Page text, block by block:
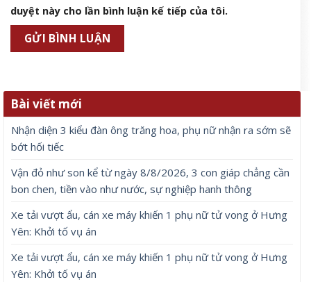
duyệt này cho lần bình luận kế tiếp của tôi.
Bài viết mới
Nhận diện 3 kiểu đàn ông trăng hoa, phụ nữ nhận ra sớm sẽ
bớt hối tiếc
Vận đỏ như son kể từ ngày 8/8/2026, 3 con giáp chẳng cần
bon chen, tiền vào như nước, sự nghiệp hanh thông
Xe tải vượt ẩu, cán xe máy khiến 1 phụ nữ tử vong ở Hưng
Yên: Khởi tố vụ án
Xe tải vượt ẩu, cán xe máy khiến 1 phụ nữ tử vong ở Hưng
Yên: Khởi tố vụ án